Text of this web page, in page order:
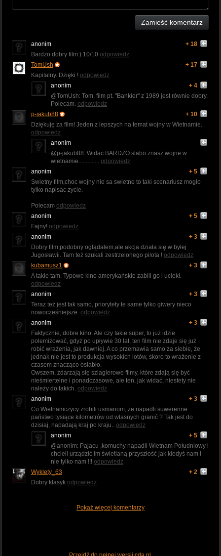
Zamieść komentarz
anonim
+ 18
Bardzo dobry film:) 10/10 odpowiedz
TomUsh
+ 17
Kapitalny. Dzięki ! odpowiedz
anonim
+ 4
@TomUsh: Tom, film pt. "Bankier" z 1989 jest równie dobry.
Polecam. odpowiedz
p-jakub88
+ 10
Dziękuję za film! Jeden z lepszych na temat wojny w Wietnamie.
odpowiedz
anonim
@p-jakub88: Widac BARDZO slabo znasz wojne w
wietnamie.............. odpowiedz
anonim
+ 5
Swietny film,choc wojny nie sa swietne to taki scenariusz moglo
tylko napisac zycie.
Polecam odpowiedz
anonim
+ 5
Fajny! odpowiedz
anonim
+ 3
Dobry film,podobny oglądałem,ale akcja działa się w byłej
Jugosławii. Tam też szukali zestrzelonego pilota ! odpowiedz
kubamusz1
+ 3
A takie tam. Typowe kino amerykańskie zabili go i uciekł.
odpowiedz
anonim
+ 3
Teraz też jest tak samo, priorytety te same tylko giwery nieco
nowocześniejsze. odpowiedz
anonim
+ 3
Faktycznie, dobre kino. Ale czy takie super, to już idzie
polemizować, gdyż po upływie 30 lat, ten film nie zdaje się już
robić wrażenia, jak dawniej. A co przemawia samo za siebie, że
jednak nie jest to produkcja wysokich lotów, skoro to wrażenie z
czasem znacząco osłabło.
Owszem, zdarzają się szlagierowe filmy, które zdają się być
nieśmiertelne i ponadczasowe, ale ten, jak widać, niestety nie
należy do takich. odpowiedz
anonim
+ 3
Co Wietnamczycy zrobili usmanom, że napadli suwerenne
państwo tysiące kilometrów od własnych granić ? Tak jest do
dzisiaj, napadają kraj po kraju.. odpowiedz
anonim
+ 5
@anonim: Pajacu ,komuchy napadli Wietnam Południowy i
chcieli urządzić im świetlaną przyszłość jak kiedyś nam i
nie tylko nam !!! odpowiedz
Wyklety_63
+ 2
Dobry klasyk odpowiedz
Pokaż więcej komentarzy